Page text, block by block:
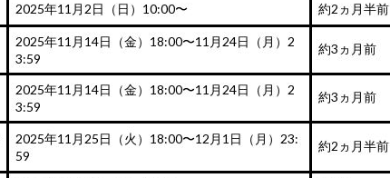
2025年11月2日（日）10:00〜 約2ヵ月半前
2025年11月14日（金）18:00〜11月24日（月）2
3:59
約3ヵ月前
2025年11月14日（金）18:00〜11月24日（月）2
3:59
約3ヵ月前
2025年11月25日（火）18:00〜12月1日（月）23:
59
約2ヵ月半前